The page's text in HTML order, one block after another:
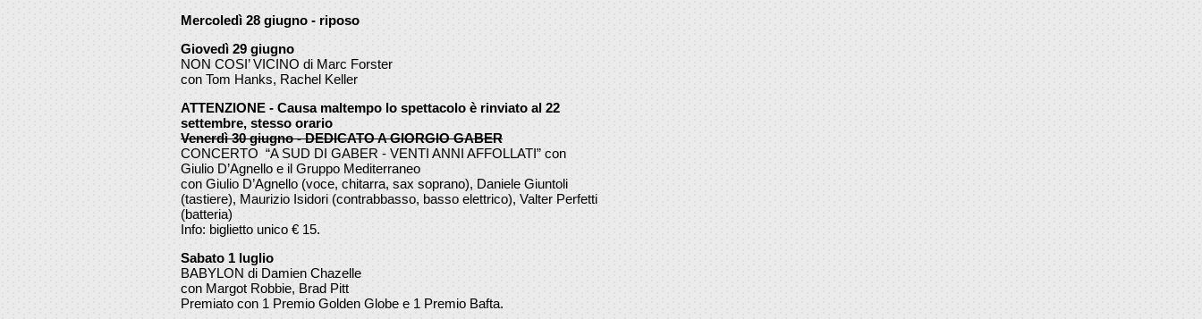
Mercoledì 28 giugno - riposo
Giovedì 29 giugno
NON COSI’ VICINO di Marc Forster
con Tom Hanks, Rachel Keller
ATTENZIONE - Causa maltempo lo spettacolo è rinviato al 22
settembre, stesso orario
Venerdì 30 giugno - DEDICATO A GIORGIO GABER
CONCERTO “A SUD DI GABER - VENTI ANNI AFFOLLATI” con
Giulio D’Agnello e il Gruppo Mediterraneo
con Giulio D’Agnello (voce, chitarra, sax soprano), Daniele Giuntoli
(tastiere), Maurizio Isidori (contrabbasso, basso elettrico), Valter Perfetti
(batteria)
Info: biglietto unico € 15.
Sabato 1 luglio
BABYLON di Damien Chazelle
con Margot Robbie, Brad Pitt
Premiato con 1 Premio Golden Globe e 1 Premio Bafta.